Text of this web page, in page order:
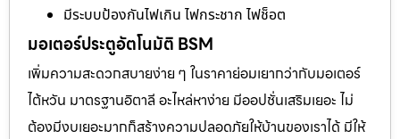
มีระบบป้องกันไฟเกิน ไฟกระชาก ไฟช็อต
มอเตอร์ประตูอัตโนมัติ BSM
เพิ่มความสะดวกสบายง่าย ๆ ในราคาย่อมเยากว่ากับมอเตอร์
ไต้หวัน มาตรฐานอิตาลี อะไหล่หาง่าย มีออปชั่นเสริมเยอะ ไม่
ต้องมีงบเยอะมากก็สร้างความปลอดภัยให้บ้านของเราได้ มีให้